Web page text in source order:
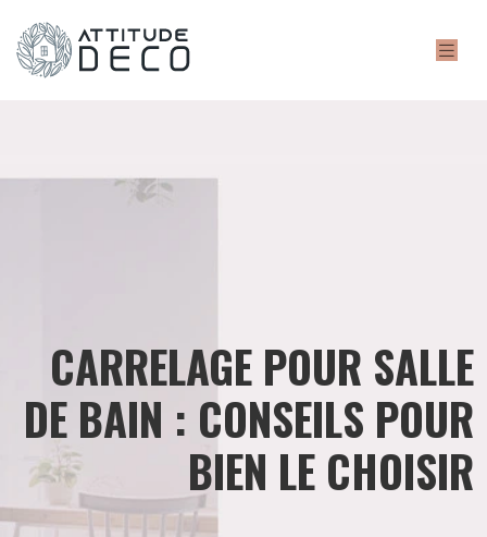
CARRELAGE POUR SALLE
DE BAIN : CONSEILS POUR
BIEN LE CHOISIR